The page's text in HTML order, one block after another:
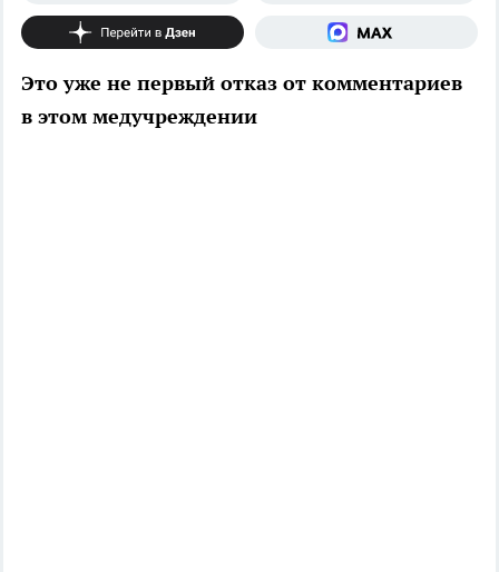
Это уже не первый отказ от комментариев
в этом медучреждении